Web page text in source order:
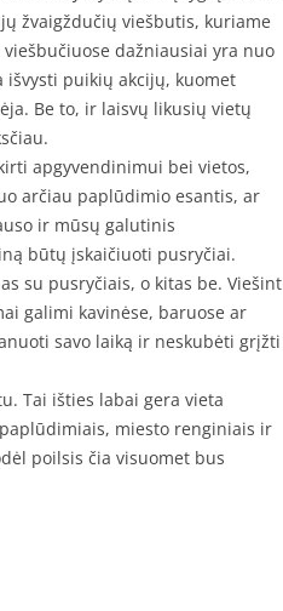
žvaigždučių viešbutis, kuriame
dažniausiai yra nuo
išvysti puikių akcijų, kuomet
Be to, ir laisvų likusių vietų
apgyvendinimui bei vietos,
arčiau paplūdimio esantis, ar
ir mūsų galutinis
būtų įskaičiuoti pusryčiai.
su pusryčiais, o kitas be. Viešint
galimi kavinėse, baruose ar
savo laiką ir neskubėti grįžti
Tai išties labai gera vieta
miesto renginiais ir
poilsis čia visuomet bus